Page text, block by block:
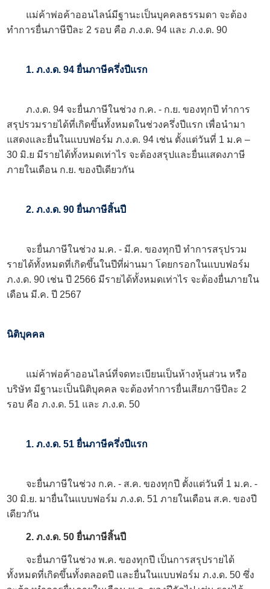
แม่ค้าพ่อค้าออนไลน์มีฐานะเป็นบุคคลธรรมดา จะต้อง
ทำการยื่นภาษีปีละ 2 รอบ คือ ภ.ง.ด. 94 และ ภ.ง.ด. 90
1. ภ.ง.ด. 94 ยื่นภาษีครึ่งปีแรก
ภ.ง.ด. 94 จะยื่นภาษีในช่วง ก.ค. - ก.ย. ของทุกปี ทำการ
สรุปรวมรายได้ที่เกิดขึ้นทั้งหมดในช่วงครึ่งปีแรก เพื่อนำมา
แสดงและยื่นในแบบฟอร์ม ภ.ง.ด. 94 เช่น ตั้งแต่วันที่ 1 ม.ค –
30 มิ.ย มีรายได้ทั้งหมดเท่าไร จะต้องสรุปและยื่นแสดงภาษี
ภายในเดือน ก.ย. ของปีเดียวกัน
2. ภ.ง.ด. 90 ยื่นภาษีสิ้นปี
จะยื่นภาษีในช่วง ม.ค. - มี.ค. ของทุกปี ทำการสรุปรวม
รายได้ทั้งหมดที่เกิดขึ้นในปีที่ผ่านมา โดยกรอกในแบบฟอร์ม
ภ.ง.ด. 90 เช่น ปี 2566 มีรายได้ทั้งหมดเท่าไร จะต้องยื่นภายใน
เดือน มี.ค. ปี 2567
นิติบุคคล
แม่ค้าพ่อค้าออนไลน์ที่จดทะเบียนเป็นห้างหุ้นส่วน หรือ
บริษัท มีฐานะเป็นนิติบุคคล จะต้องทำการยื่นเสียภาษีปีละ 2
รอบ คือ ภ.ง.ด. 51 และ ภ.ง.ด. 50
1. ภ.ง.ด. 51 ยื่นภาษีครึ่งปีแรก
จะยื่นภาษีในช่วง ก.ค. - ส.ค. ของทุกปี ตั้งแต่วันที่ 1 ม.ค. -
30 มิ.ย. มายื่นในแบบฟอร์ม ภ.ง.ด. 51 ภายในเดือน ส.ค. ของปี
เดียวกัน
2. ภ.ง.ด. 50 ยื่นภาษีสิ้นปี
จะยื่นภาษีในช่วง พ.ค. ของทุกปี เป็นการสรุปรายได้
ทั้งหมดที่เกิดขึ้นทั้งตลอดปี และยื่นในแบบฟอร์ม ภ.ง.ด. 50 ซึ่ง